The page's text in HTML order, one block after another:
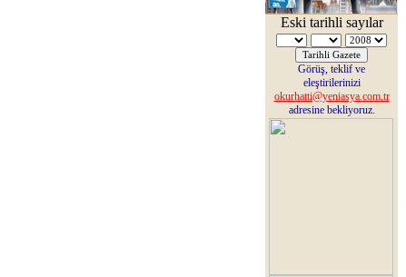
Eski tarihli sayılar
Görüş, teklif ve
eleştirilerinizi
okurhatti@yeniasya.com.tr
adresine bekliyoruz.